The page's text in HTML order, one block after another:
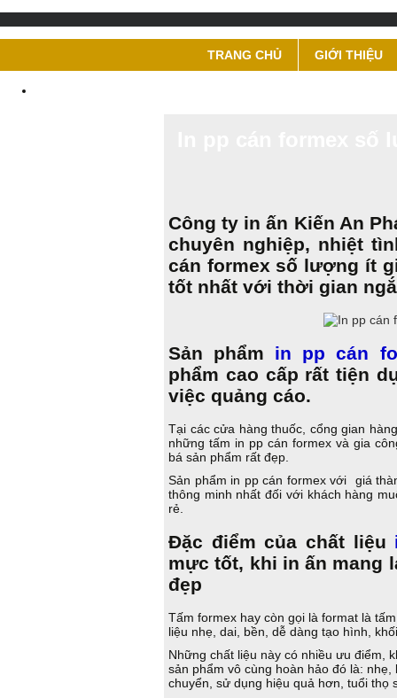
TRANG CHỦ GIỚI THIỆU
Công ty in ấn Kiến An
chuyên nghiệp, nhiệt
cán formex số lượng ít
tốt nhất với thời gian
Sản phẩm in pp cán
phẩm cao cấp rất tiện
việc quảng cáo.
Tại các cửa hàng thuốc, cổng gian
những tấm in pp cán formex và gia
bá sản phẩm rất đẹp.
Sản phẩm in pp cán formex với giá
thông minh nhất đối với khách hàng
rẻ.
Đặc điểm của chất liệu
mực tốt, khi in ấn mang
đẹp
Tấm formex hay còn gọi là format là
liệu nhẹ, dai, bền, dễ dàng tạo hình,
Những chất liệu này có nhiều ưu điểm,
sản phẩm vô cùng hoàn hảo đó là:
chuyển, sử dụng hiệu quả hơn, tuổi thọ